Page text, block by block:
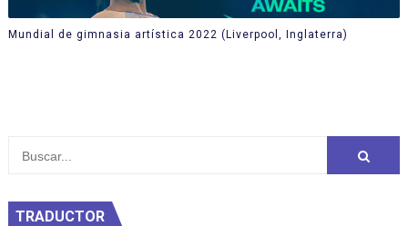
Mundial de gimnasia artística 2022 (Liverpool, Inglaterra)
TRADUCTOR